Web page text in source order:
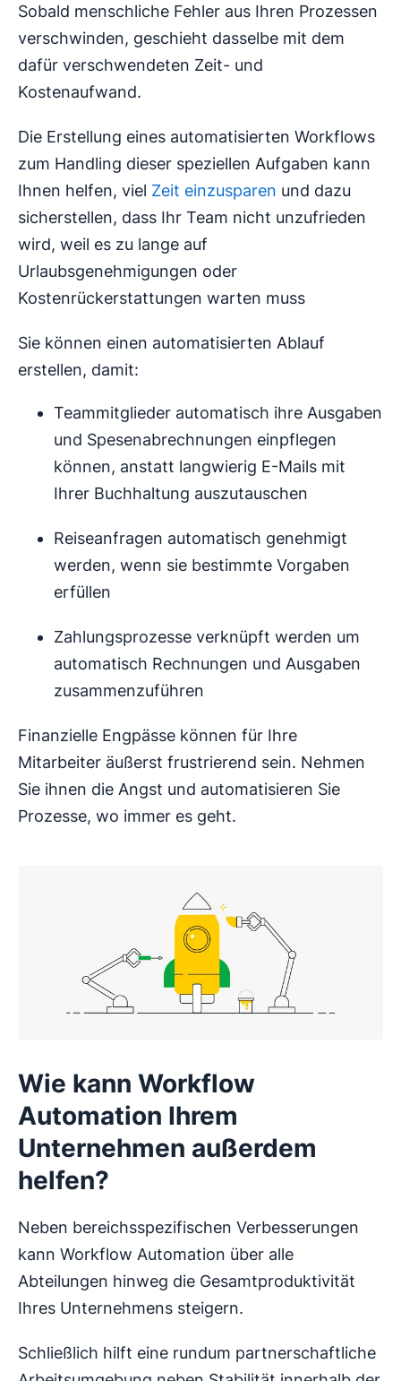
Sobald menschliche Fehler aus Ihren Prozessen
verschwinden, geschieht dasselbe mit dem
dafür verschwendeten Zeit- und
Kostenaufwand.
Die Erstellung eines automatisierten Workflows
zum Handling dieser speziellen Aufgaben kann
Ihnen helfen, viel Zeit einzusparen und dazu
sicherstellen, dass Ihr Team nicht unzufrieden
wird, weil es zu lange auf
Urlaubsgenehmigungen oder
Kostenrückerstattungen warten muss
Sie können einen automatisierten Ablauf
erstellen, damit:
Teammitglieder automatisch ihre Ausgaben
und Spesenabrechnungen einpflegen
können, anstatt langwierig E-Mails mit
Ihrer Buchhaltung auszutauschen
Reiseanfragen automatisch genehmigt
werden, wenn sie bestimmte Vorgaben
erfüllen
Zahlungsprozesse verknüpft werden um
automatisch Rechnungen und Ausgaben
zusammenzuführen
Finanzielle Engpässe können für Ihre
Mitarbeiter äußerst frustrierend sein. Nehmen
Sie ihnen die Angst und automatisieren Sie
Prozesse, wo immer es geht.
Wie kann Workflow
Automation Ihrem
Unternehmen außerdem
helfen?
Neben bereichsspezifischen Verbesserungen
kann Workflow Automation über alle
Abteilungen hinweg die Gesamtproduktivität
Ihres Unternehmens steigern.
Schließlich hilft eine rundum partnerschaftliche